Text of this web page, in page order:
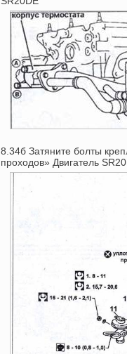
8.34б Затяните болты
проходов» Двигатель